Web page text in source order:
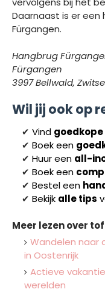
Daarnaast is er een
Fürgangen.
Hangbrug
Fürgangen
3997 Bellwald,
Wil jij ook op
✔ Vind
✔ Boek een
✔ Huur een all-
✔ Boek een
✔ Bestel een
✔ Bekijk alle tips
Meer lezen over
Wandelen naar
in Oostenrijk
Actieve
werelden